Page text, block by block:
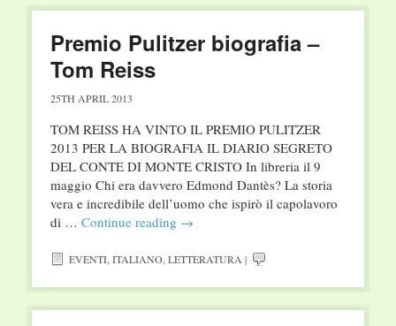
Premio Pulitzer biografia –
Tom Reiss
25TH APRIL 2013
TOM REISS HA VINTO IL PREMIO PULITZER
2013 PER LA BIOGRAFIA IL DIARIO SEGRETO
DEL CONTE DI MONTE CRISTO In libreria il 9
maggio Chi era davvero Edmond Dantès? La storia
vera e incredibile dell’uomo che ispirò il capolavoro
di … Continue reading →
EVENTI, ITALIANO, LETTERATURA |